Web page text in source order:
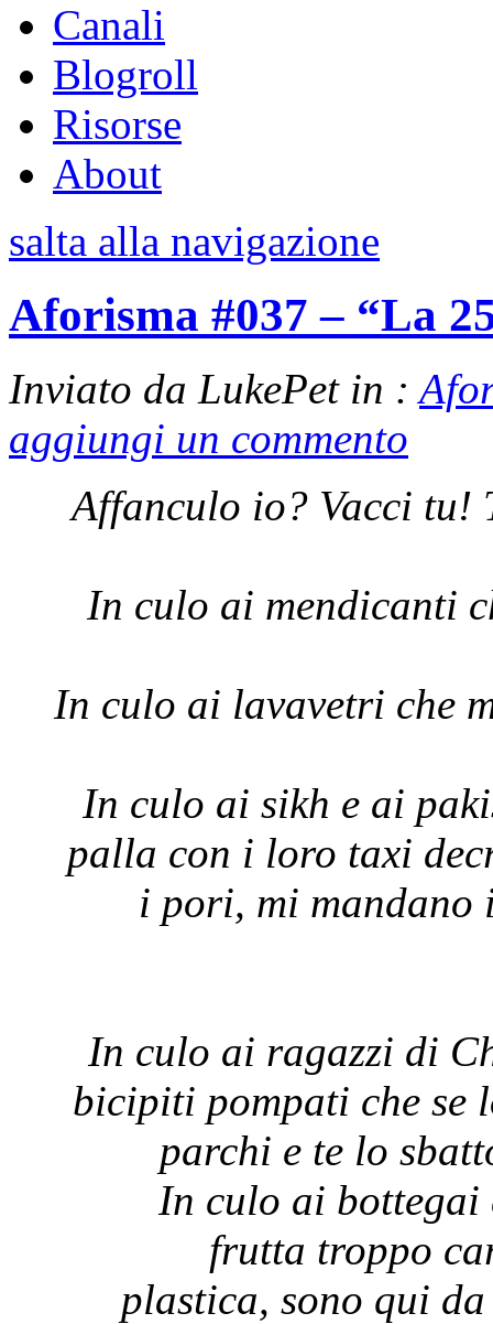
Canali
Blogroll
Risorse
About
salta alla navigazione
Aforisma #037 – “La
Inviato da LukePet in :
aggiungi un commento
Affanculo io? Vacci tu!
In culo ai mendicanti
In culo ai lavavetri che
In culo ai sikh e ai
palla con i loro taxi
i pori, mi
In culo ai ragazzi di
bicipiti pompati che se
parchi e te lo
In culo ai
frutta troppo
plastica, sono qui